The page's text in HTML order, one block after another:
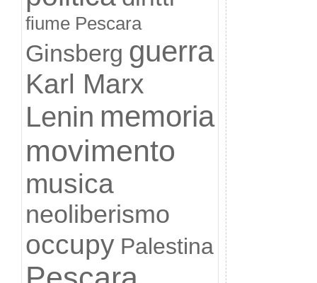
fiume Pescara
Ginsberg guerra
Karl Marx
Lenin memoria
movimento
musica
neoliberismo
occupy Palestina